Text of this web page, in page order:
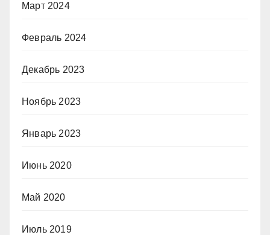
Март 2024
Февраль 2024
Декабрь 2023
Ноябрь 2023
Январь 2023
Июнь 2020
Май 2020
Июль 2019